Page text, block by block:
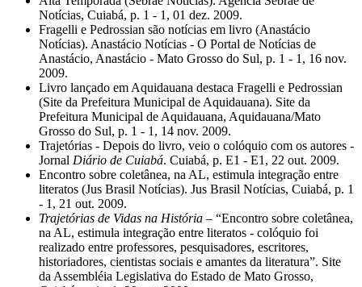
Notícias, Cuiabá, p. 1 - 1, 01 dez. 2009.
Fragelli e Pedrossian são notícias em livro (Anastácio
Notícias). Anastácio Notícias - O Portal de Notícias de
Anastácio, Anastácio - Mato Grosso do Sul, p. 1 - 1, 16 nov.
2009.
Livro lançado em Aquidauana destaca Fragelli e Pedrossian
(Site da Prefeitura Municipal de Aquidauana). Site da
Prefeitura Municipal de Aquidauana, Aquidauana/Mato
Grosso do Sul, p. 1 - 1, 14 nov. 2009.
Trajetórias - Depois do livro, veio o colóquio com os autores -
Jornal Diário de Cuiabá. Cuiabá, p. E1 - E1, 22 out. 2009.
Encontro sobre coletânea, na AL, estimula integração entre
literatos (Jus Brasil Notícias). Jus Brasil Notícias, Cuiabá, p. 1
- 1, 21 out. 2009.
Trajetórias de Vidas na História – “Encontro sobre coletânea,
na AL, estimula integração entre literatos - colóquio foi
realizado entre professores, pesquisadores, escritores,
historiadores, cientistas sociais e amantes da literatura”. Site
da Assembléia Legislativa do Estado de Mato Grosso,